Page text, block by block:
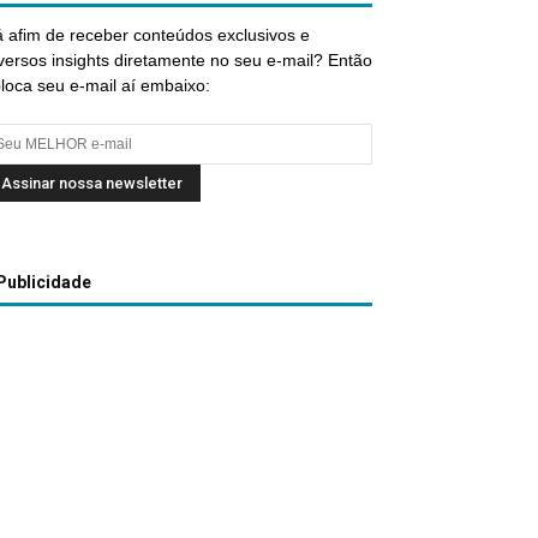
afim de receber conteúdos exclusivos e
insights diretamente no seu e-mail? Então
seu e-mail aí embaixo:
Publicidade